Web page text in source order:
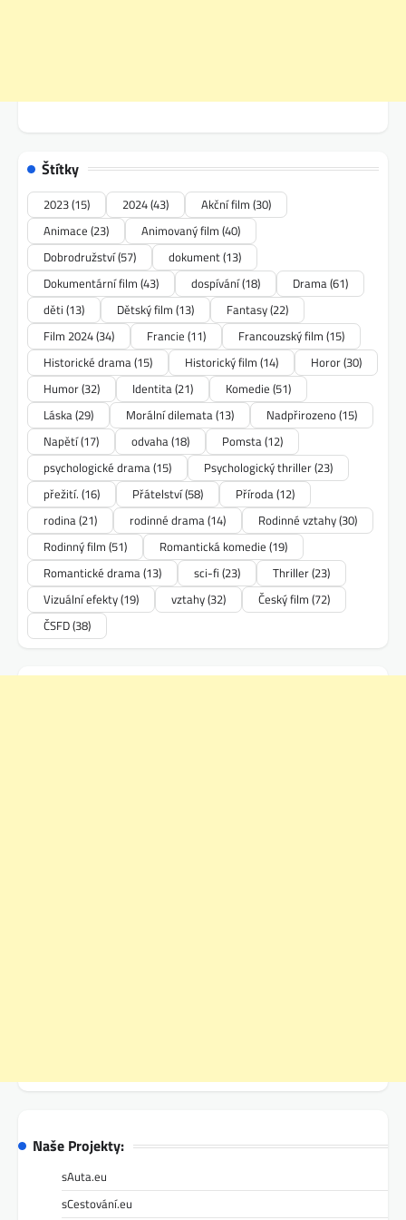
Štítky
2023(15) 2024(43) Akční film (30)
Animace (23) Animovaný film (40)
Dobrodružství(57) dokument(13)
Dokumentární film (43) dospívání(18) Drama(61)
děti (13) Dětský film (13) Fantasy(22)
Film 2024(34) Francie (11) Francouzský film (15)
Historické drama(15) Historický film (14) Horor(30)
Humor(32) Identita(21) Komedie (51)
Láska(29) Morální dilemata(13) Nadpřirozeno(15)
Napětí(17) odvaha(18) Pomsta(12)
psychologické drama(15) Psychologický thriller(23)
přežití. (16) Přátelství(58) Příroda(12)
rodina(21) rodinné drama(14) Rodinné vztahy(30)
Rodinný film (51) Romantická komedie (19)
Romantické drama(13) sci-fi (23) Thriller(23)
Vizuální efekty(19) vztahy(32) Český film (72)
ČSFD(38)
Naše Projekty:
sAuta.eu
sCestování.eu